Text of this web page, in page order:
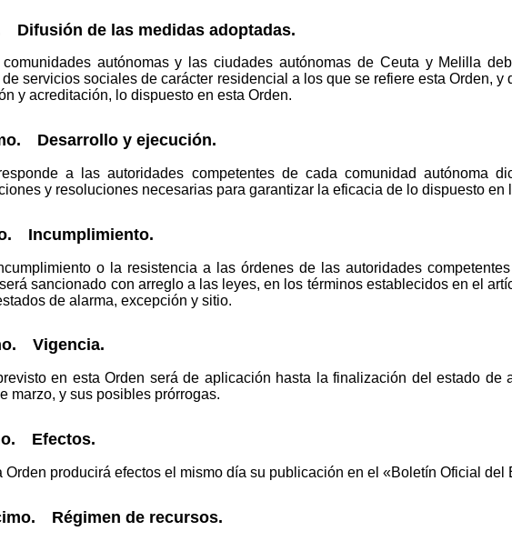
Difusión de las medidas adoptadas.
comunidades autónomas y las ciudades autónomas de Ceuta y Melilla
servicios sociales de carácter residencial a los que se refiere esta Orden,
y acreditación, lo dispuesto en esta Orden.
Desarrollo y ejecución.
a las autoridades competentes de cada comunidad autónoma
y resoluciones necesarias para garantizar la eficacia de lo dispuesto en
Incumplimiento.
o la resistencia a las órdenes de las autoridades
sancionado con arreglo a las leyes, en los términos establecidos en el
de alarma, excepción y sitio.
Vigencia.
en esta Orden será de aplicación hasta la finalización del estado de
marzo, y sus posibles prórrogas.
Efectos.
Orden producirá efectos el mismo día su publicación en el «Boletín Oficial del
Régimen de recursos.